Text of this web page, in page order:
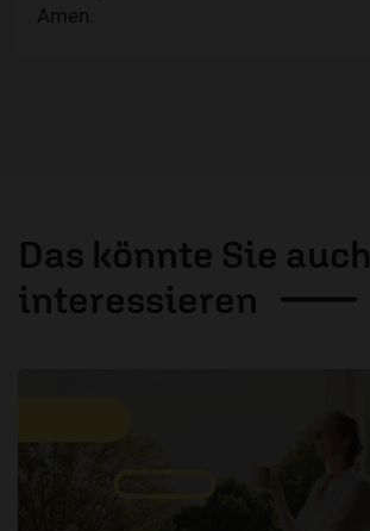
Amen.
Das könnte Sie auch
interessieren